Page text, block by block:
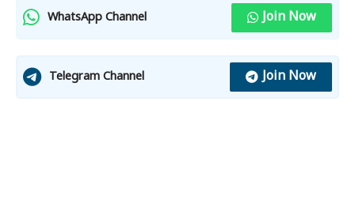
WhatsApp Channel Join Now
Telegram Channel Join Now